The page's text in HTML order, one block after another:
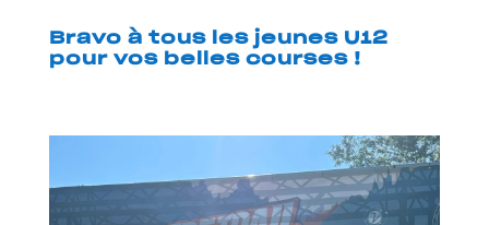
Bravo à tous les jeunes U12
pour vos belles courses !